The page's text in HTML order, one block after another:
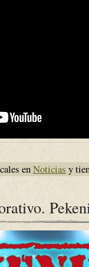
enNoticias y